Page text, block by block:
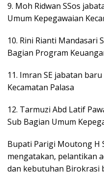
9. Moh Ridwan SSos
Umum Kepegawaian
10. Rini Rianti Mandasari
Bagian Program
11. Imran SE jabatan
Kecamatan Palasa
12. Tarmuzi Abd Latif
Sub Bagian Umum
Bupati Parigi Moutong H
mengatakan, pelantikan
dan kebutuhan Birokrasi